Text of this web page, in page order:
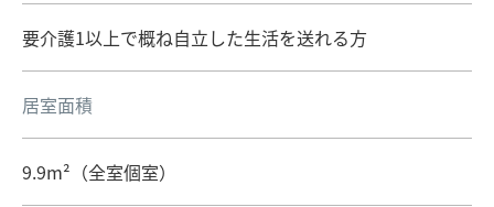
要介護1以上で概ね自立した生活を送れる方
居室面積
9.9m²（全室個室）